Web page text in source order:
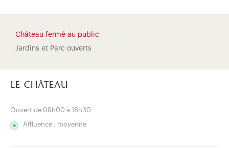
Château fermé au public
Jardins et Parc ouverts
le château
Ouvert de 09h00 à 18h30
Affluence : moyenne